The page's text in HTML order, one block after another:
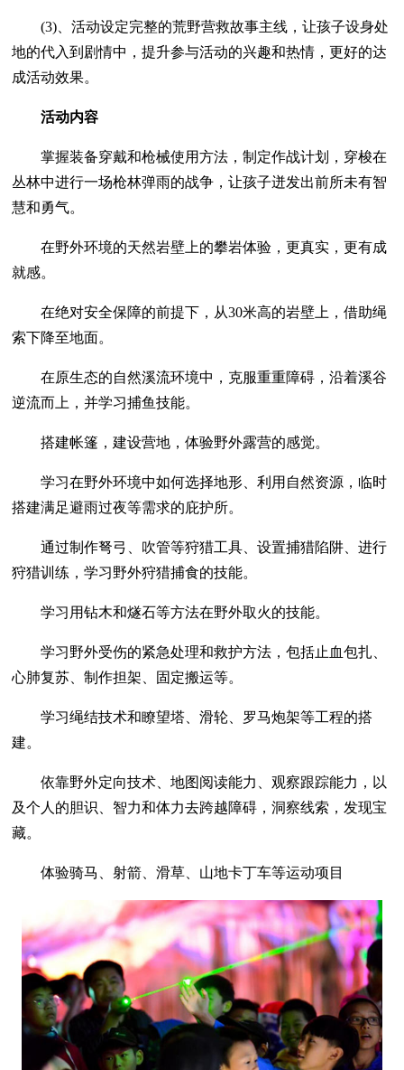
(3)、活动设定完整的荒野营救故事主线，让孩子设身处
地的代入到剧情中，提升参与活动的兴趣和热情，更好的达
成活动效果。
活动内容
掌握装备穿戴和枪械使用方法，制定作战计划，穿梭在
丛林中进行一场枪林弹雨的战争，让孩子迸发出前所未有智
慧和勇气。
在野外环境的天然岩壁上的攀岩体验，更真实，更有成
就感。
在绝对安全保障的前提下，从30米高的岩壁上，借助绳
索下降至地面。
在原生态的自然溪流环境中，克服重重障碍，沿着溪谷
逆流而上，并学习捕鱼技能。
搭建帐篷，建设营地，体验野外露营的感觉。
学习在野外环境中如何选择地形、利用自然资源，临时
搭建满足避雨过夜等需求的庇护所。
通过制作弩弓、吹管等狩猎工具、设置捕猎陷阱、进行
狩猎训练，学习野外狩猎捕食的技能。
学习用钻木和燧石等方法在野外取火的技能。
学习野外受伤的紧急处理和救护方法，包括止血包扎、
心肺复苏、制作担架、固定搬运等。
学习绳结技术和瞭望塔、滑轮、罗马炮架等工程的搭
建。
依靠野外定向技术、地图阅读能力、观察跟踪能力，以
及个人的胆识、智力和体力去跨越障碍，洞察线索，发现宝
藏。
体验骑马、射箭、滑草、山地卡丁车等运动项目